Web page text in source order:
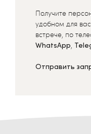
Получите
удобном для
встрече, по
WhatsApp,
Отправить